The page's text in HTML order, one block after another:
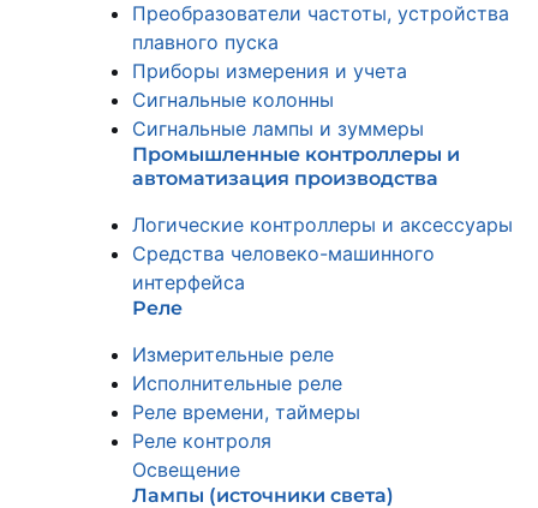
Преобразователи частоты, устройства
плавного пуска
Приборы измерения и учета
Сигнальные колонны
Сигнальные лампы и зуммеры
Промышленные контроллеры и
автоматизация производства
Логические контроллеры и аксессуары
Средства человеко-машинного
интерфейса
Реле
Измерительные реле
Исполнительные реле
Реле времени, таймеры
Реле контроля
Освещение
Лампы (источники света)